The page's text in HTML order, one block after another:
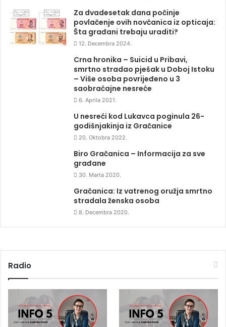
Za dvadesetak dana počinje
povlačenje ovih novčanica iz opticaja:
Šta građani trebaju uraditi?
12. Decembra 2024.
Crna hronika – Suicid u Pribavi,
smrtno stradao pješak u Doboj Istoku
– Više osoba povrijeđeno u 3
saobraćajne nesreće
6. Aprila 2021.
U nesreći kod Lukavca poginula 26-
godišnjakinja iz Gračanice
20. Oktobra 2022.
Biro Gračanica – Informacija za sve
građane
30. Marta 2020.
Gračanica: Iz vatrenog oružja smrtno
stradala ženska osoba
8. Decembra 2020.
Radio